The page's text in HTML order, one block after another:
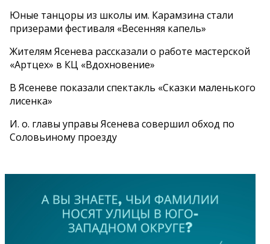
Юные танцоры из школы им. Карамзина стали
призерами фестиваля «Весенняя капель»
Жителям Ясенева рассказали о работе мастерской
«Артцех» в КЦ «Вдохновение»
В Ясеневе показали спектакль «Сказки маленького
лисенка»
И. о. главы управы Ясенева совершил обход по
Соловьиному проезду